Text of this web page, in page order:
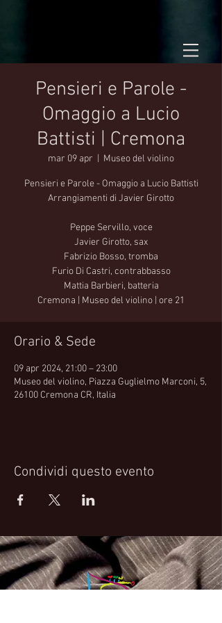
Pensieri e Parole -
Omaggio a Lucio
Battisti | Cremona
mar 09 apr Museo del violino
Pensieri e Parole - Omaggio a Lucio Battisti
Arrangiamenti di Javier Girotto
Peppe Servillo, voce
Javier Girotto, sax
Fabrizio Bosso, tromba
Furio Di Castri, contrabbasso
Mattia Barbieri, batteria
Cremona | Museo del violino | ore 21
Orario & Sede
09 apr 2024, 21:00 – 23:00
Museo del violino, Piazza Guglielmo Marconi, 5,
26100 Cremona CR, Italia
Condividi questo evento